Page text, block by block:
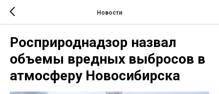
Новости
Росприроднадзор назвал
объемы вредных выбросов в
атмосферу Новосибирска